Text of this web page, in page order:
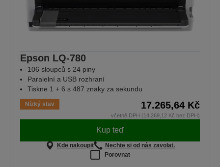
Epson LQ-780
106 sloupců s 24 piny
Paralelní a USB rozhraní
Tiskne 1 + 6 s 487 znaky za sekundu
Nízký stav 17.265,64 Kč
včetně DPH (14.269,12 Kč bez DPH)
Kup teď
Kde nakoupit
Nechte si od nás zavolat.
Porovnat